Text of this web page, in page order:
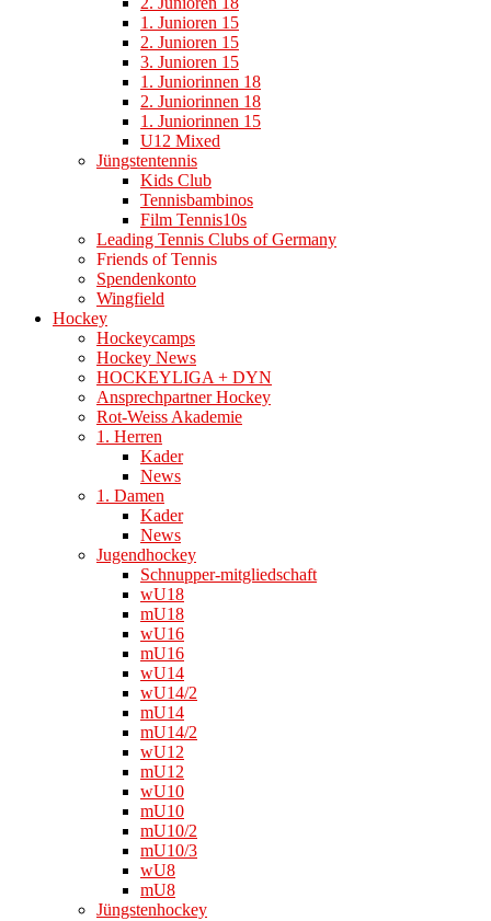
1. Junioren 15
2. Junioren 15
3. Junioren 15
1. Juniorinnen 18
2. Juniorinnen 18
1. Juniorinnen 15
U12 Mixed
Jüngstentennis
Kids Club
Tennisbambinos
Film Tennis10s
Leading Tennis Clubs of Germany
Friends of Tennis
Spendenkonto
Wingfield
Hockey
Hockeycamps
Hockey News
HOCKEYLIGA + DYN
Ansprechpartner Hockey
Rot-Weiss Akademie
1. Herren
Kader
News
1. Damen
Kader
News
Jugendhockey
Schnupper-mitgliedschaft
wU18
mU18
wU16
mU16
wU14
wU14/2
mU14
mU14/2
wU12
mU12
wU10
mU10
mU10/2
mU10/3
wU8
mU8
Jüngstenhockey